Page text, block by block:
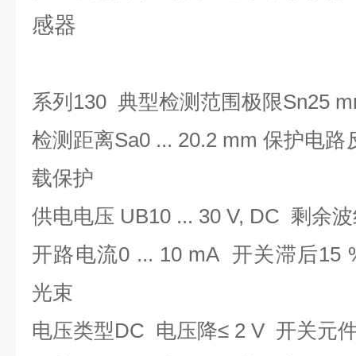
感器
系列130 典型检测范围极限Sn25
检测距离Sa0 ... 20.2 mm 保护电
载保护
供电电压 UB10 ... 30 V, DC 剩余
开路电流0 ... 10 mA 开关滞后15
光束
电压类型DC 电压降≤ 2 V 开关元